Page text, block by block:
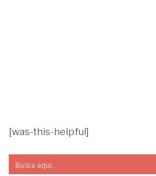
[was-this-helpful]